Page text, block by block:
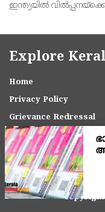
ഇന്ത്യയിൽ
ഉൾപ്പെടെ 32,999
Explore
Home
Privacy Policy
Grievance Redressal
Copyright